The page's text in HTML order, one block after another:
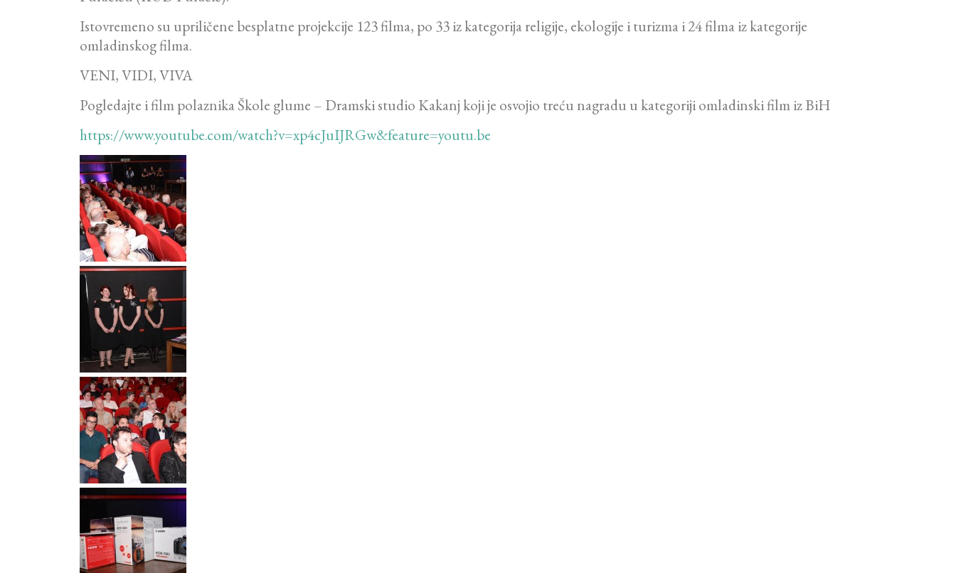
Istovremeno su upriličene besplatne projekcije 123 filma, po 33 iz kategorija religije, ekologije i turizma i 24 filma iz kategorije
omladinskog filma.
VENI, VIDI, VIVA
Pogledajte i film polaznika Škole glume – Dramski studio Kakanj koji je osvojio treću nagradu u kategoriji omladinski film iz BiH
https://www.youtube.com/watch?v=xp4cJuIJRGw&feature=youtu.be